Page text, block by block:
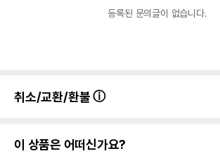
등록된 문의글이 없습니다.
취소/교환/환불
이 상품은 어떠신가요?